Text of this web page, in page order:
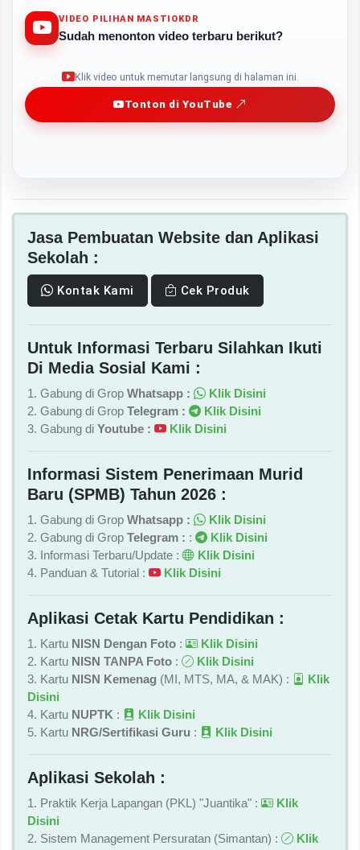
VIDEO PILIHAN MASTIOKDR
Sudah menonton video terbaru berikut?
Klik video untuk memutar langsung di halaman ini.
Tonton di YouTube
Jasa Pembuatan Website dan Aplikasi
Sekolah :
Kontak Kami Cek Produk
Untuk Informasi Terbaru Silahkan Ikuti
Di Media Sosial Kami :
1. Gabung di Grop Whatsapp :
Klik Disini
2. Gabung di Grop Telegram :
Klik Disini
3. Gabung di Youtube : Klik Disini
Informasi Sistem Penerimaan Murid
Baru (SPMB) Tahun 2026 :
1. Gabung di Grop Whatsapp :
Klik Disini
2. Gabung di Grop Telegram : :
Klik Disini
3. Informasi Terbaru/Update :
Klik Disini
4. Panduan & Tutorial :
Klik Disini
Aplikasi Cetak Kartu Pendidikan :
1. Kartu NISN Dengan Foto :
Klik Disini
2. Kartu NISN TANPA Foto :
Klik Disini
3. Kartu NISN Kemenag (MI, MTS, MA, & MAK) :
Klik
Disini
4. Kartu NUPTK :
Klik Disini
5. Kartu NRG/Sertifikasi Guru : Klik Disini
Aplikasi Sekolah :
1. Praktik Kerja Lapangan (PKL) "Juantika" :
Klik
Disini
2. Sistem Management Persuratan (Simantan) :
Klik